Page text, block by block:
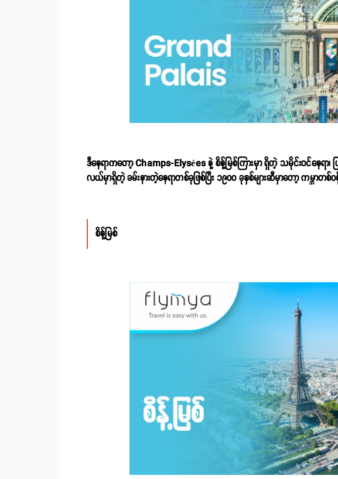
ဒီနေရာကတော့ Champs-Elysées နဲ့ စိန့်မြစ်ကြားမှာ ရှိတဲ့ သမိုင်းဝင်နေရ
လယ်မှာရှိတဲ့ ခမ်းနားတဲ့နေရာတစ်ခုဖြစ်ပြီး ၁၉၀၀ ခုနှစ်များဆီမှာ‌တော့ ကမ္ဘာ
စိန့်မြစ်